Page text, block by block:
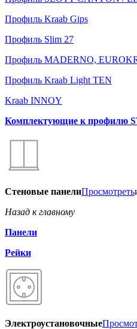
Профиль Kraab Gips
Профиль Slim 27
Профиль MADERNO,
Профиль Kraab Light TEN
Kraab INNOY
Комплектующие к профилю
Стеновые панелиПросмотреть
Назад к главному
Панели
Рейки
Электроустановочные